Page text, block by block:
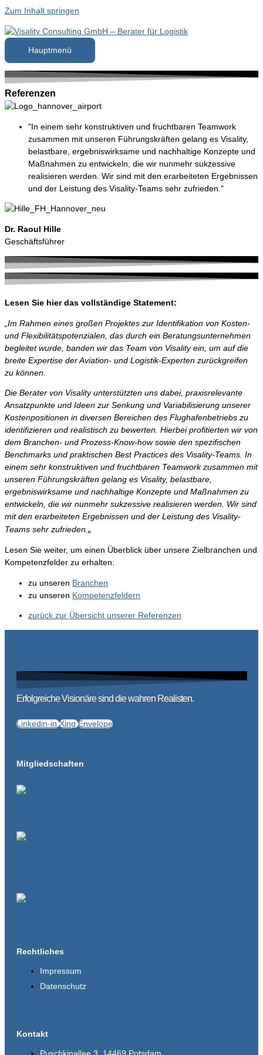
Zum Inhalt springen
Hauptmenü
Referenzen
"In einem sehr konstruktiven und fruchtbaren Teamwork
zusammen mit unseren Führungskräften gelang es Visality,
belastbare, ergebniswirksame und nachhaltige Konzepte und
Maßnahmen zu entwickeln, die wir nunmehr sukzessive
realisieren werden. Wir sind mit den erarbeiteten Ergebnissen
und der Leistung des Visality-Teams sehr zufrieden."
Dr. Raoul Hille
Geschäftsführer
Lesen Sie hier das vollständige Statement:
„Im Rahmen eines großen Projektes zur Identifikation von Kosten-
und Flexibilitätspotenzialen, das durch ein Beratungsunternehmen
begleitet wurde, banden wir das Team von Visality ein, um auf die
breite Expertise der Aviation- und Logistik-Experten zurückgreifen
zu können.
Die Berater von Visality unterstützten uns dabei, praxisrelevante
Ansatzpunkte und Ideen zur Senkung und Variabilisierung unserer
Kostenpositionen in diversen Bereichen des Flughafenbetriebs zu
identifizieren und realistisch zu bewerten. Hierbei profitierten wir von
dem Branchen- und Prozess-Know-how sowie den spezifischen
Benchmarks und praktischen Best Practices des Visality-Teams. In
einem sehr konstruktiven und fruchtbaren Teamwork zusammen mit
unseren Führungskräften gelang es Visality, belastbare,
ergebniswirksame und nachhaltige Konzepte und Maßnahmen zu
entwickeln, die wir nunmehr sukzessive realisieren werden. Wir sind
mit den erarbeiteten Ergebnissen und der Leistung des Visality-
Teams sehr zufrieden.„
Lesen Sie weiter, um einen Überblick über unsere Zielbranchen und
Kompetenzfelder zu erhalten:
zu unseren Branchen
zu unseren Kompetenzfeldern
zurück zur Übersicht unserer Referenzen
Erfolgreiche Visionäre sind die wahren Realisten.
Linkedin-in Xing Envelope
Mitgliedschaften
Rechtliches
Impressum
Datenschutz
Kontakt